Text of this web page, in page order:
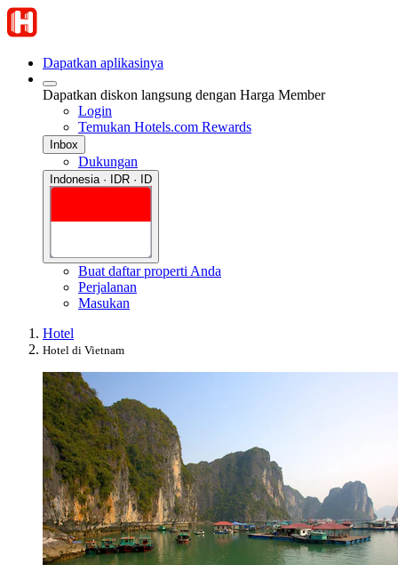
Dapatkan aplikasinya
Dapatkan diskon langsung dengan Harga Member
Login
Temukan Hotels.com Rewards
Inbox
Dukungan
Indonesia · IDR · ID
Buat daftar properti Anda
Perjalanan
Masukan
Hotel
Hotel di Vietnam